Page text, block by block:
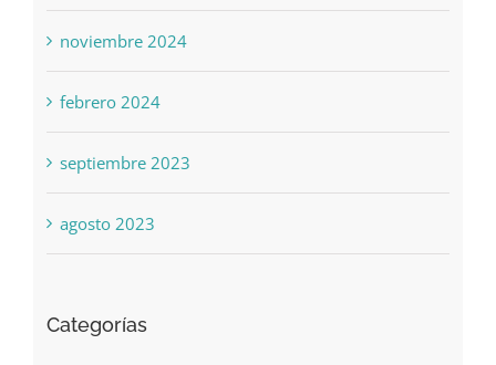
noviembre 2024
febrero 2024
septiembre 2023
agosto 2023
Categorías